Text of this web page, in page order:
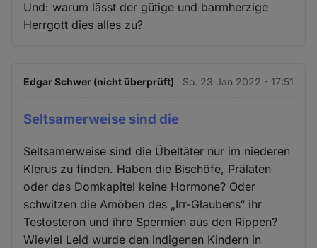
Und: warum lässt der gütige und barmherzige
Herrgott dies alles zu?
Edgar Schwer (nicht überprüft) So. 23 Jan 2022 - 17:51
Seltsamerweise sind die
Seltsamerweise sind die Übeltäter nur im niederen
Klerus zu finden. Haben die Bischöfe, Prälaten
oder das Domkapitel keine Hormone? Oder
schwitzen die Amöben des „Irr-Glaubens“ ihr
Testosteron und ihre Spermien aus den Rippen?
Wieviel Leid wurde den indigenen Kindern in